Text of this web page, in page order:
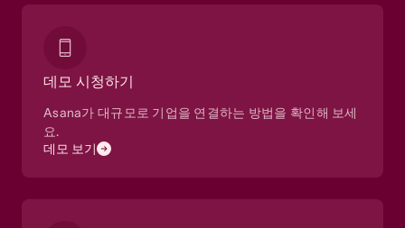
데모 시청하기
Asana가 대규모로 기업을 연결하는 방법을 확인해 보세
요.
데모 보기